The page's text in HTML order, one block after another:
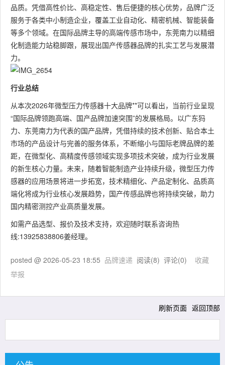
品质。凭借高性价比、高稳定性、售后便捷的核心优势，品牌广泛
服务于各类中小制造企业，覆盖工业自动化、精密机械、智能装备
等多个领域。在国际品牌主导的高端传感市场中，东莞南力以精细
化制造能力站稳脚跟，展现出国产传感器品牌的扎实工艺与发展潜
力。
行业总结
从本次2026年微型压力传感器十大品牌**可以看出，当前行业呈现
“国际品牌领跑高端、国产品牌加速突围”的发展格局。以广东犸
力、东莞南力为代表的国产品牌，凭借持续的技术创新、贴合本土
市场的产品设计与完善的服务体系，不断缩小与国际老牌品牌的差
距，在微型化、高精度传感领域实现多项技术突破，成为行业发展
的新生核心力量。未来，随着智能制造产业持续升级，微型压力传
感器的应用场景将进一步拓宽，技术精细化、产品定制化、品质高
端化将成为行业核心发展趋势，国产传感品牌也将持续突破，助力
国内精密测控产业高质量发展。
如需产品选型、报价及技术支持，欢迎随时联系咨询热
线:13925838806姜经理。
posted @ 2026-05-23 18:55 品牌速递 阅读(8) 评论(0) 收藏
举报
刷新页面 返回顶部